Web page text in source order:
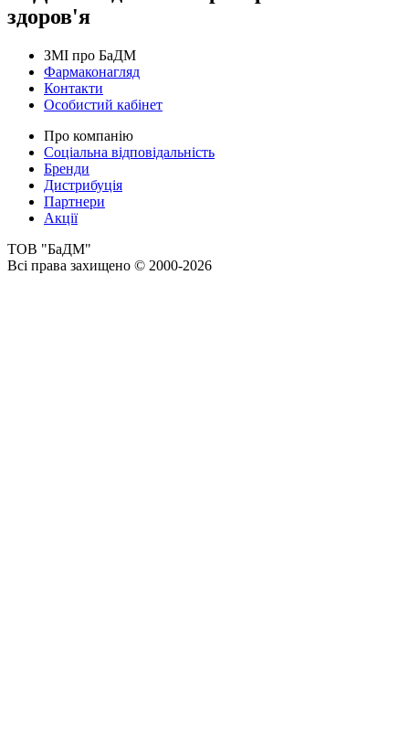
здоров'я
ЗМІ про БаДМ
Фармаконагляд
Контакти
Особистий кабінет
Про компанію
Соціальна відповідальність
Бренди
Дистрибуція
Партнери
Акції
ТОВ "БаДМ"
Всі права захищено © 2000-2026